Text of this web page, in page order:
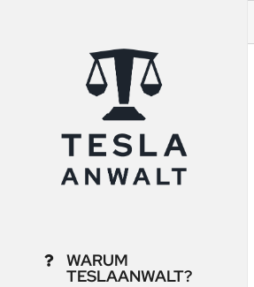
WARUM
TESLAANWALT?